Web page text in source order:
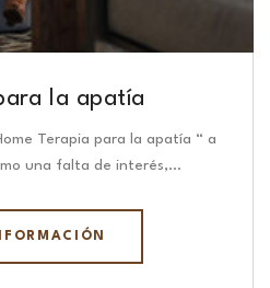
la apatía
Terapia para la apatía “ a
una falta de interés,…